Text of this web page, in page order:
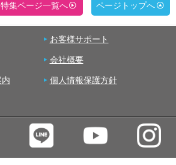
特集ページ一覧へ ページトップへ
お客様サポート
会社概要
個人情報保護方針